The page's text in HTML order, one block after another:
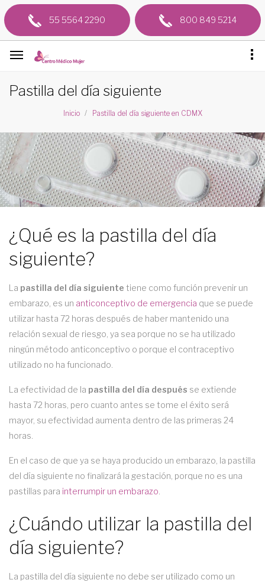
55 5564 2290 800 849 5214
Pastilla del día siguiente
Inicio Pastilla del día siguiente en CDMX
¿Qué es la pastilla del día
siguiente?
La pastilla del día siguiente tiene como función prevenir un
embarazo, es un anticonceptivo de emergencia que se puede
utilizar hasta 72 horas después de haber mantenido una
relación sexual de riesgo, ya sea porque no se ha utilizado
ningún método anticonceptivo o porque el contraceptivo
utilizado no ha funcionado.
La efectividad de la pastilla del día después se extiende
hasta 72 horas, pero cuanto antes se tome el éxito será
mayor, su efectividad aumenta dentro de las primeras 24
horas.
En el caso de que ya se haya producido un embarazo, la pastilla
del día siguiente no finalizará la gestación, porque no es una
pastillas para interrumpir un embarazo
¿Cuándo utilizar la pastilla del
día siguiente?
La pastilla del día siguiente no debe ser utilizado como un